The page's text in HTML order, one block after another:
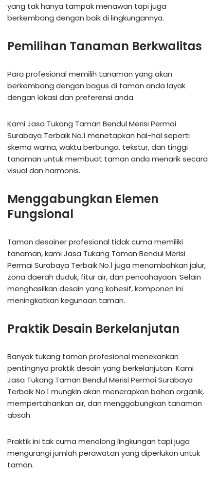
yang tak hanya tampak menawan tapi juga
berkembang dengan baik di lingkungannya.
Pemilihan Tanaman Berkwalitas
Para profesional memilih tanaman yang akan
berkembang dengan bagus di taman anda layak
dengan lokasi dan preferensi anda.
Kami Jasa Tukang Taman Bendul Merisi Permai
Surabaya Terbaik No.1 menetapkan hal-hal seperti
skema warna, waktu berbunga, tekstur, dan tinggi
tanaman untuk membuat taman anda menarik secara
visual dan harmonis.
Menggabungkan Elemen
Fungsional
Taman desainer profesional tidak cuma memiliki
tanaman, kami Jasa Tukang Taman Bendul Merisi
Permai Surabaya Terbaik No.1 juga menambahkan jalur,
zona daerah duduk, fitur air, dan pencahayaan. Selain
menghasilkan desain yang kohesif, komponen ini
meningkatkan kegunaan taman.
Praktik Desain Berkelanjutan
Banyak tukang taman profesional menekankan
pentingnya praktik desain yang berkelanjutan. Kami
Jasa Tukang Taman Bendul Merisi Permai Surabaya
Terbaik No.1 mungkin akan menerapkan bahan organik,
mempertahankan air, dan menggabungkan tanaman
absah.
Praktik ini tak cuma menolong lingkungan tapi juga
mengurangi jumlah perawatan yang diperlukan untuk
taman.